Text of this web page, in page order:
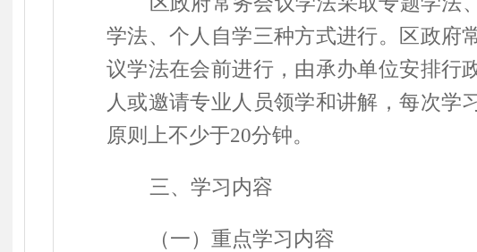
学法、个人自学三种方式进行。区政府
议学法在会前进行，由承办单位安排行
人或邀请专业人员领学和讲解，每次学
原则上不少于20分钟。
三、学习内容
（一）重点学习内容